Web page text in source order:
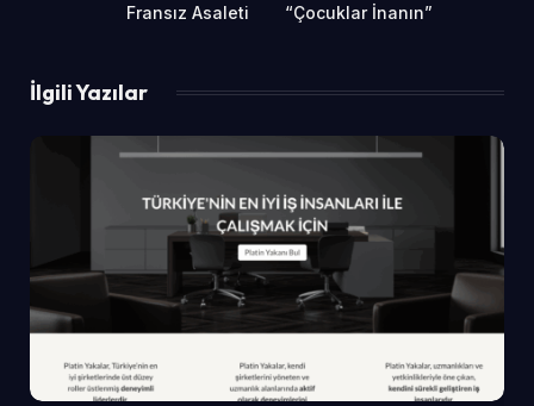
Fransız Asaleti “Çocuklar İnanın”
İlgili Yazılar